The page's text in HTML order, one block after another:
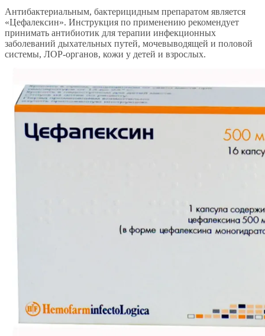
Антибактериальным, бактерицидным препаратом является
«Цефалексин». Инструкция по применению рекомендует
принимать антибиотик для терапии инфекционных
заболеваний дыхательных путей, мочевыводящей и половой
системы, ЛОР-органов, кожи у детей и взрослых.